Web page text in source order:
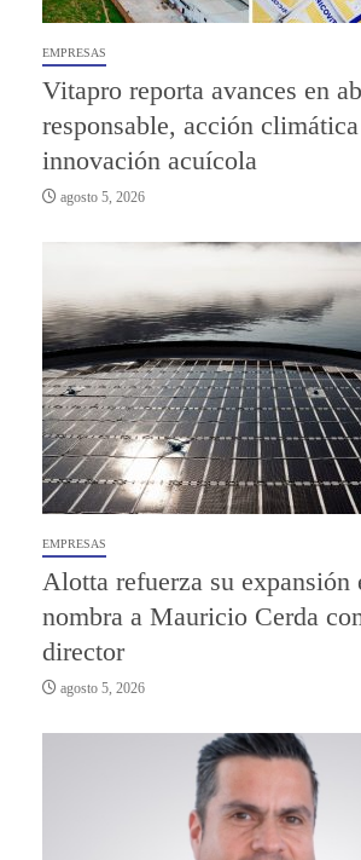
EMPRESAS
Vitapro reporta avances en
responsable, acción
innovación acuícola
agosto 5, 2026
EMPRESAS
Alotta refuerza su
nombra a Mauricio Cerda
director
agosto 5, 2026